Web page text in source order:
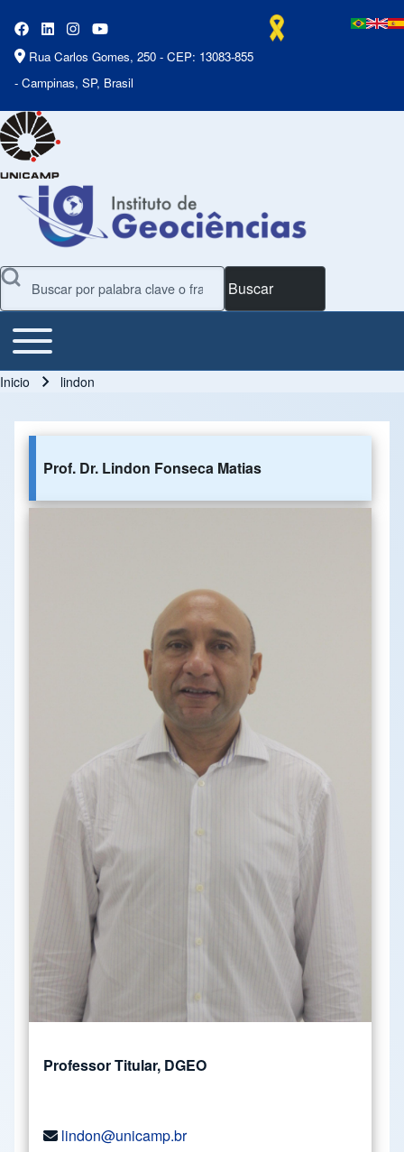
Rua Carlos Gomes, 250 - CEP: 13083-855
- Campinas, SP, Brasil
Buscar
Main Menu
Toggle main menu
Inicio lindon
Prof. Dr. Lindon Fonseca Matias
Professor Titular, DGEO
lindon@unicamp.br